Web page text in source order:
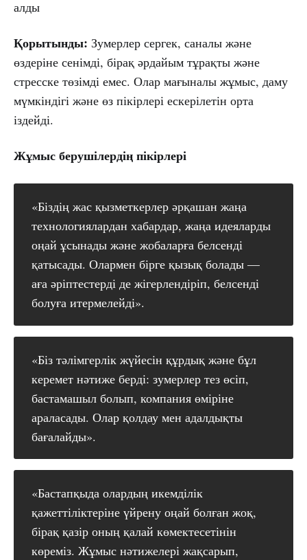
алды
Қорытынды: Зумерлер сергек, саналы және
өздеріне сенімді, бірақ әрдайым тұрақты және
стресске төзімді емес. Олар мағыналы жұмыс, даму
мүмкіндігі және өз пікірлері ескерілетін орта
іздейді.
Жұмыс берушілердің пікірлері
«Біздің жас қызметкерлер әрқашан жаңа
технологиялардан хабардар, жаңа идеяларды
оңай ұсынады және жобаларға белсенді
қатысады. Олармен бірге қызық болады —
аға әріптестерді де жігерлендіріп, белсенді
болуға итермелейді».
«Біз тәлімгерлік жүйесін құрдық және бұл
керемет нәтиже берді: зумерлер тез өсіп,
бастамашыл болып, компания өміріне
араласады. Олар қолдау мен адалдықты
бағалайды».
«Бастапқыда олардың икемділік
қажеттіліктеріне үйрену оңай болған жоқ,
бірақ қазір оның қалай көмектесетінін
көреміз. Жұмыс нәтижелері жақсарып,